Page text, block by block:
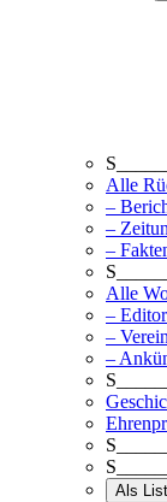
Alle
–
–
–
Alle
–
–
–
Als